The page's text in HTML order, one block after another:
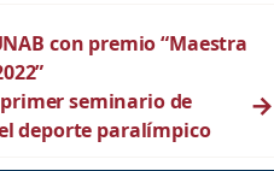
con premio “Maestra
primer seminario de
deporte paralímpico
→